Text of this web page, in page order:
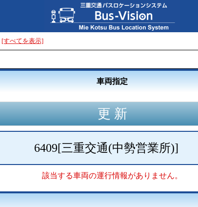
[すべてを表示]
車両指定
6409[三重交通(中勢営業所)]
該当する車両の運行情報がありません。